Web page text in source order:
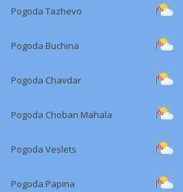
Pogoda Tazhevo
Pogoda Buchina
Pogoda Chavdar
Pogoda Choban Mahala
Pogoda Veslets
Pogoda Papina